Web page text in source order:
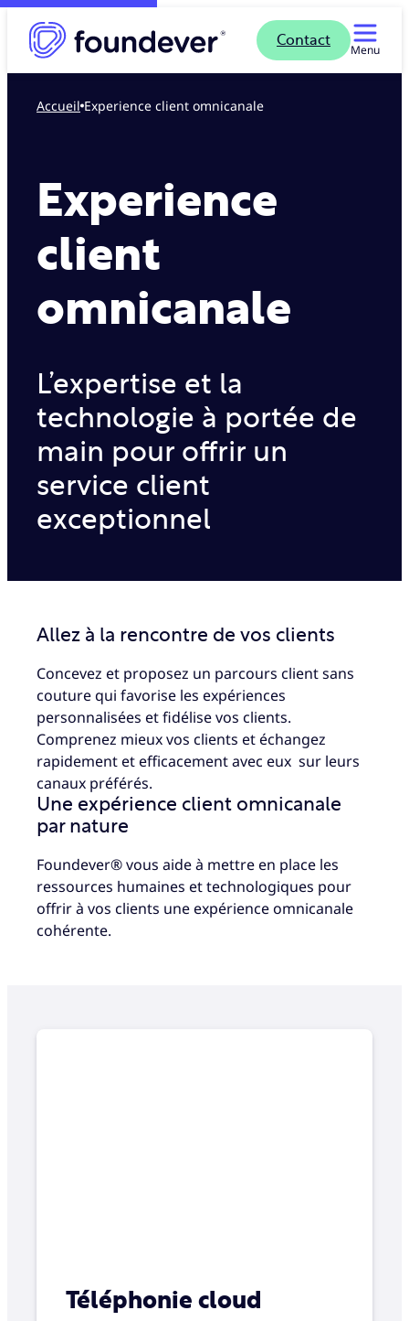
Contact
Menu
Accueil Experience client omnicanale
Experience
client
omnicanale
L’expertise et la
technologie à portée de
main pour offrir un
service client
exceptionnel
Allez à la rencontre de vos clients
Concevez et proposez un parcours client sans
couture qui favorise les expériences
personnalisées et fidélise vos clients.
Comprenez mieux vos clients et échangez
rapidement et efficacement avec eux sur leurs
canaux préférés.
Une expérience client omnicanale
par nature
Foundever® vous aide à mettre en place les
ressources humaines et technologiques pour
offrir à vos clients une expérience omnicanale
cohérente.
Téléphonie cloud